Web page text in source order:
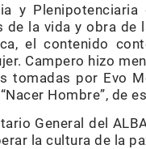
y
la vida y obra
el contenido
Campero hizo
tomadas por Evo
Hombre”, de
General del
la cultura de la